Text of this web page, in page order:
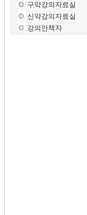
구약강의자료실
신약강의자료실
강의안책자